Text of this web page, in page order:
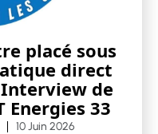
placé sous
direct
de
Energies 33
10 Juin 2026